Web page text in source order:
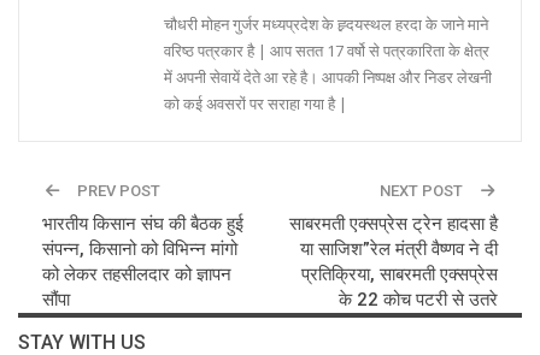
चौधरी मोहन गुर्जर मध्यप्रदेश के ह्र्दयस्थल हरदा के जाने माने
वरिष्ठ पत्रकार है | आप सतत 17 वर्षो से पत्रकारिता के क्षेत्र
में अपनी सेवायें देते आ रहे है। आपकी निष्पक्ष और निडर लेखनी
को कई अवसरों पर सराहा गया है |
PREV POST
भारतीय किसान संघ की बैठक हुई
संपन्न, किसानो को विभिन्न मांगो
को लेकर तहसीलदार को ज्ञापन
सौंपा
NEXT POST
साबरमती एक्सप्रेस ट्रेन हादसा है
या साजिश”रेल मंत्री वैष्णव ने दी
प्रतिक्रिया, साबरमती एक्सप्रेस
के 22 कोच पटरी से उतरे
STAY WITH US